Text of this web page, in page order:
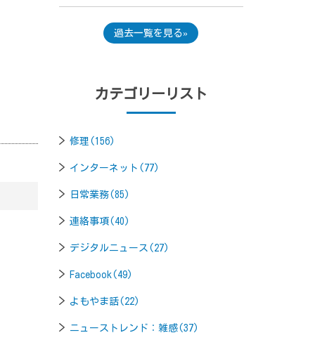
過去一覧を見る
カテゴリーリスト
修理(156)
インターネット(77)
日常業務(85)
連絡事項(40)
デジタルニュース(27)
Facebook(49)
よもやま話(22)
ニューストレンド：雑感(37)